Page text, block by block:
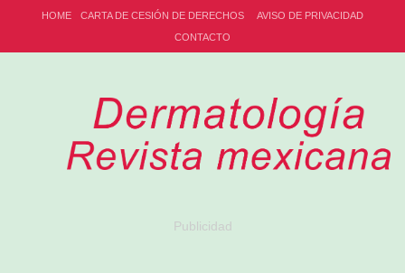
HOME CARTA DE CESIÓN DE DERECHOS
AVISO DE PRIVACIDAD
CONTACTO
Publicidad